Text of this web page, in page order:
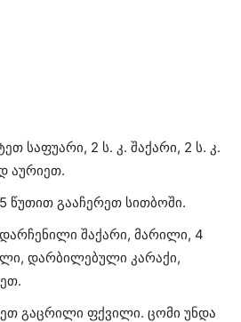
საფუარი, 2 ს. კ. შაქარი, 2 ს. კ.
აურიეთ.
წუთით გააჩერეთ სითბოში.
შაქარი, მარილი, 4
დარბილებული კარაქი,
გაცრილი ფქვილი. ცომი უნდა